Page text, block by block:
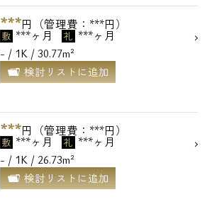
***円（管理費：***円）
敷 ***ヶ月 礼 ***ヶ月
- / 1K / 30.77m²
検討リストに追加
***円（管理費：***円）
敷 ***ヶ月 礼 ***ヶ月
- / 1K / 26.73m²
検討リストに追加